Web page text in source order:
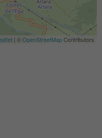
| ©OpenStreetMapContributors